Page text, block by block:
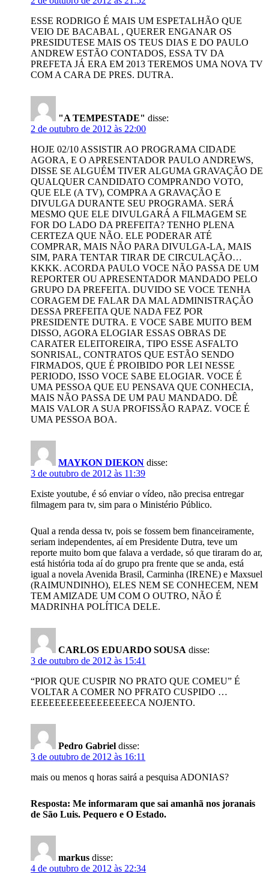
ESSE RODRIGO É MAIS UM ESPETALHÃO QUE
VEIO DE BACABAL , QUERER ENGANAR OS
PRESIDUTESE MAIS OS TEUS DIAS E DO PAULO
ANDREW ESTÃO CONTADOS, ESSA TV DA
PREFETA JÁ ERA EM 2013 TEREMOS UMA NOVA TV
COM A CARA DE PRES. DUTRA.
"A TEMPESTADE" disse:
2 de outubro de 2012 às 22:00
HOJE 02/10 ASSISTIR AO PROGRAMA CIDADE
AGORA, E O APRESENTADOR PAULO ANDREWS,
DISSE SE ALGUÉM TIVER ALGUMA GRAVAÇÃO DE
QUALQUER CANDIDATO COMPRANDO VOTO,
QUE ELE (A TV), COMPRA A GRAVAÇÃO E
DIVULGA DURANTE SEU PROGRAMA. SERÁ
MESMO QUE ELE DIVULGARÁ A FILMAGEM SE
FOR DO LADO DA PREFEITA? TENHO PLENA
CERTEZA QUE NÃO. ELE PODERAR ATÉ
COMPRAR, MAIS NÃO PARA DIVULGA-LA, MAIS
SIM, PARA TENTAR TIRAR DE CIRCULAÇÃO…
KKKK. ACORDA PAULO VOCE NÃO PASSA DE UM
REPORTER OU APRESENTADOR MANDADO PELO
GRUPO DA PREFEITA. DUVIDO SE VOCE TENHA
CORAGEM DE FALAR DA MAL ADMINISTRAÇÃO
DESSA PREFEITA QUE NADA FEZ POR
PRESIDENTE DUTRA. E VOCE SABE MUITO BEM
DISSO, AGORA ELOGIAR ESSAS OBRAS DE
CARATER ELEITOREIRA, TIPO ESSE ASFALTO
SONRISAL, CONTRATOS QUE ESTÃO SENDO
FIRMADOS, QUE É PROIBIDO POR LEI NESSE
PERIODO, ISSO VOCE SABE ELOGIAR. VOCE É
UMA PESSOA QUE EU PENSAVA QUE CONHECIA,
MAIS NÃO PASSA DE UM PAU MANDADO. DÊ
MAIS VALOR A SUA PROFISSÃO RAPAZ. VOCE É
UMA PESSOA BOA.
MAYKON DIEKON disse:
3 de outubro de 2012 às 11:39
Existe youtube, é só enviar o vídeo, não precisa entregar
filmagem para tv, sim para o Ministério Público.
Qual a renda dessa tv, pois se fossem bem financeiramente,
seriam independentes, aí em Presidente Dutra, teve um
reporte muito bom que falava a verdade, só que tiraram do ar,
está história toda aí do grupo pra frente que se anda, está
igual a novela Avenida Brasil, Carminha (IRENE) e Maxsuel
(RAIMUNDINHO), ELES NEM SE CONHECEM, NEM
TEM AMIZADE UM COM O OUTRO, NÃO É
MADRINHA POLÍTICA DELE.
CARLOS EDUARDO SOUSA disse:
3 de outubro de 2012 às 15:41
“PIOR QUE CUSPIR NO PRATO QUE COMEU” É
VOLTAR A COMER NO PFRATO CUSPIDO …
EEEEEEEEEEEEEEEEECA NOJENTO.
Pedro Gabriel disse:
3 de outubro de 2012 às 16:11
mais ou menos q horas sairá a pesquisa ADONIAS?
Resposta: Me informaram que sai amanhã nos joranais
de São Luis. Pequero e O Estado.
markus disse:
4 de outubro de 2012 às 22:34